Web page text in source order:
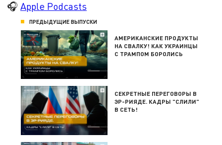
🎧Apple Podcasts
ПРЕДЫДУЩИЕ ВЫПУСКИ
АМЕРИКАНСКИЕ ПРОДУКТЫ
НА СВАЛКУ! КАК УКРАИНЦЫ
С ТРАМПОМ БОРОЛИСЬ
СЕКРЕТНЫЕ ПЕРЕГОВОРЫ В
ЭР-РИЯДЕ. КАДРЫ "СЛИЛИ"
В СЕТЬ!